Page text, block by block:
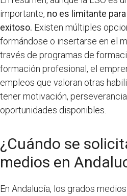
importante, no es limitante
exitoso. Existen múltiples
formándose o insertarse en el
través de programas de
formación profesional, el
empleos que valoran otras
tener motivación,
oportunidades disponibles.
¿Cuándo se
medios en
En Andalucía, los grados